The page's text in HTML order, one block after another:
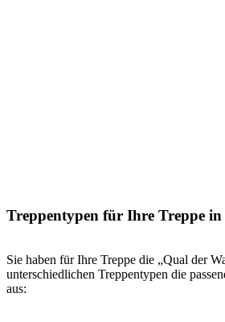
Treppentypen für Ihre Treppe in
Sie haben für Ihre Treppe die „Qual der
unterschiedlichen Treppentypen die
aus: